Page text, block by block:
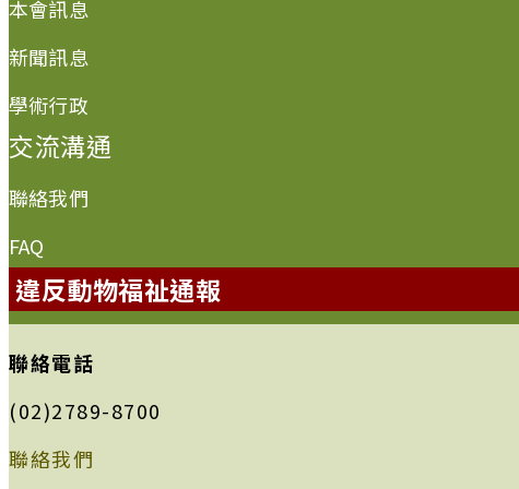
本會訊息
新聞訊息
學術行政
交流溝通
聯絡我們
FAQ
違反動物福祉通報
聯絡電話
(02)2789-8700
聯絡我們